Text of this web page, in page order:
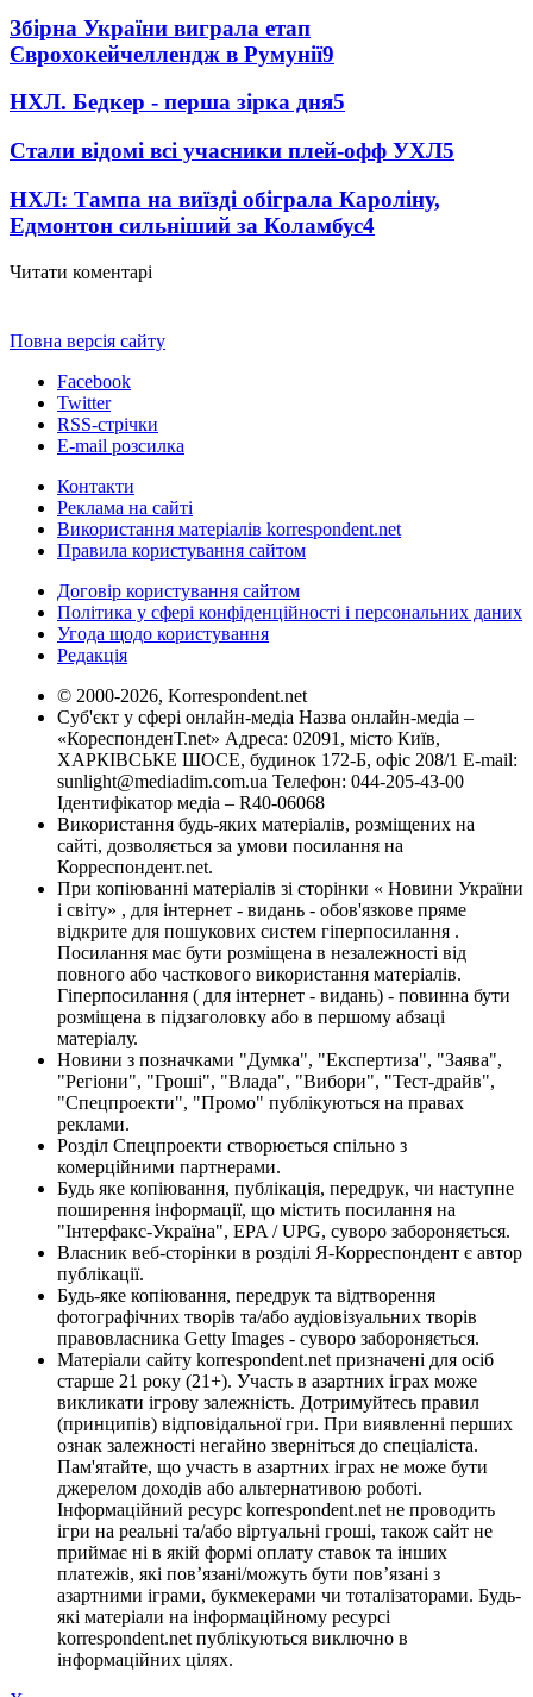
Збірна України виграла етап
Єврохокейчеллендж в Румунії9
НХЛ. Бедкер - перша зірка дня5
Стали відомі всі учасники плей-офф УХЛ5
НХЛ: Тампа на виїзді обіграла Кароліну,
Едмонтон сильніший за Коламбус4
Читати коментарі
Повна версія сайту
Facebook
Twitter
RSS-стрічки
E-mail розсилка
Контакти
Реклама на сайті
Використання матеріалів korrespondent.net
Правила користування сайтом
Договір користування сайтом
Політика у сфері конфіденційності і персональних даних
Угода щодо користування
Редакція
© 2000-2026, Korrespondent.net
Суб'єкт у сфері онлайн-медіа Назва онлайн-медіа –
«КореспонденТ.net» Адреса: 02091, місто Київ,
ХАРКІВСЬКЕ ШОСЕ, будинок 172-Б, офіс 208/1 E-mail:
sunlight@mediadim.com.ua Телефон: 044-205-43-00
Ідентифікатор медіа – R40-06068
Використання будь-яких матеріалів, розміщених на
сайті, дозволяється за умови посилання на
Корреспондент.net.
При копіюванні матеріалів зі сторінки « Новини України
і світу» , для інтернет - видань - обов'язкове пряме
відкрите для пошукових систем гіперпосилання .
Посилання має бути розміщена в незалежності від
повного або часткового використання матеріалів.
Гіперпосилання ( для інтернет - видань) - повинна бути
розміщена в підзаголовку або в першому абзаці
матеріалу.
Новини з позначками "Думка", "Експертиза", "Заява",
"Регіони", "Гроші", "Влада", "Вибори", "Тест-драйв",
"Спецпроекти", "Промо" публікуються на правах
реклами.
Розділ Спецпроекти створюється спільно з
комерційними партнерами.
Будь яке копіювання, публікація, передрук, чи наступне
поширення інформації, що містить посилання на
"Інтерфакс-Україна", EPA / UPG, суворо забороняється.
Власник веб-сторінки в розділі Я-Корреспондент є автор
публікації.
Будь-яке копіювання, передрук та відтворення
фотографічних творів та/або аудіовізуальних творів
правовласника Getty Images - суворо забороняється.
Матеріали сайту korrespondent.net призначені для осіб
старше 21 року (21+). Участь в азартних іграх може
викликати ігрову залежність. Дотримуйтесь правил
(принципів) відповідальної гри. При виявленні перших
ознак залежності негайно зверніться до спеціаліста.
Пам'ятайте, що участь в азартних іграх не може бути
джерелом доходів або альтернативою роботі.
Інформаційний ресурс korrespondent.net не проводить
ігри на реальні та/або віртуальні гроші, також сайт не
приймає ні в якій формі оплату ставок та інших
платежів, які пов’язані/можуть бути пов’язані з
азартними іграми, букмекерами чи тоталізаторами. Будь-
які матеріали на інформаційному ресурсі
korrespondent.net публікуються виключно в
інформаційних цілях.